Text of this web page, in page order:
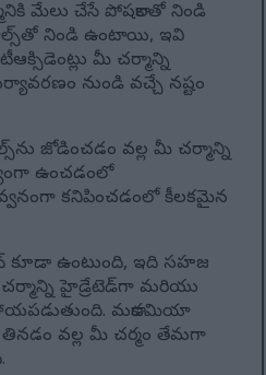
మేలు చేసే పోషకాలతో నిండి
నిండి ఉంటాయి, ఇవి
మీ చర్మాన్ని
నుండి వచ్చే నష్టం
జోడించడం వల్ల మీ చర్మాన్ని
ఉంచడంలో
కనిపించడంలో కీలకమైన
కూడా ఉంటుంది, ఇది సహజ
హైడ్రేటెడ్‌గా మరియు
మకాడమియా
తినడం వల్ల మీ చర్మం తేమగా